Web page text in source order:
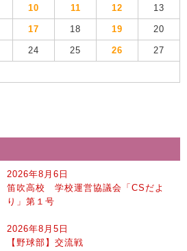
10 11 12 13
17 18 19 20
24 25 26 27
2026年8月6日
笛吹高校 学校運営協議会「CSだよ
り」第１号
2026年8月5日
【野球部】交流戦